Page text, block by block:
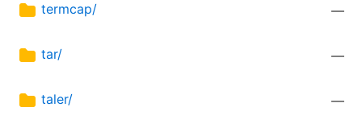
termcap/ —
tar/ —
taler/ —